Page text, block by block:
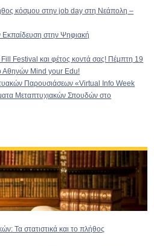
κόσμου στην job day στη Νεάπολη –
Εκπαίδευση στην Ψηφιακή
Festival και φέτος κοντά σας! Πέμπτη 19
Αθηνών Mind your Edu!
Παρουσιάσεων «Virtual Info Week
Μεταπτυχιακών Σπουδών στο
Τα στατιστικά και το πλήθος